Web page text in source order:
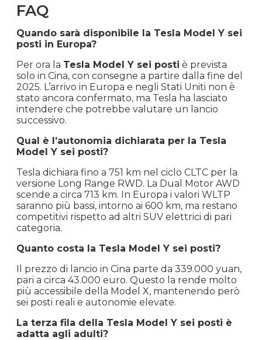
FAQ
Quando sarà disponibile la Tesla Model Y sei
posti in Europa?
Per ora la Tesla Model Y sei posti è prevista
solo in Cina, con consegne a partire dalla fine del
2025. L’arrivo in Europa e negli Stati Uniti non è
stato ancora confermato, ma Tesla ha lasciato
intendere che potrebbe valutare un lancio
successivo.
Qual è l’autonomia dichiarata per la Tesla
Model Y sei posti?
Tesla dichiara fino a 751 km nel ciclo CLTC per la
versione Long Range RWD. La Dual Motor AWD
scende a circa 713 km. In Europa i valori WLTP
saranno più bassi, intorno ai 600 km, ma restano
competitivi rispetto ad altri SUV elettrici di pari
categoria.
Quanto costa la Tesla Model Y sei posti?
Il prezzo di lancio in Cina parte da 339.000 yuan,
pari a circa 43.000 euro. Questo la rende molto
più accessibile della Model X, mantenendo però
sei posti reali e autonomie elevate.
La terza fila della Tesla Model Y sei posti è
adatta agli adulti?